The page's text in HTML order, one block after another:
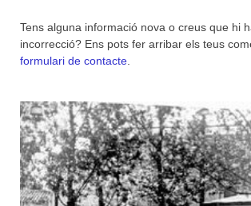
Tens alguna informació nova o creus que hi
incorrecció? Ens pots fer arribar els teus
formulari de contacte